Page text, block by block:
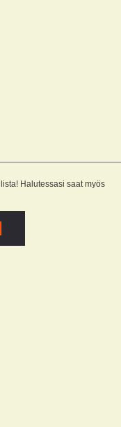
Halutessasi saat myös